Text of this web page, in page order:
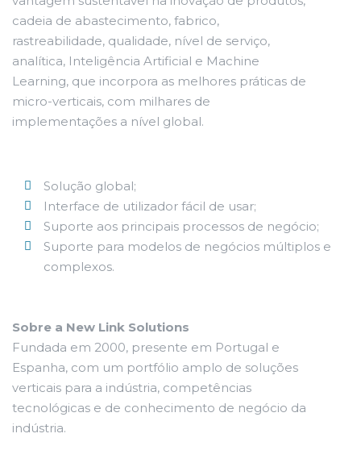
cadeia de abastecimento, fabrico,
rastreabilidade, qualidade, nível de serviço,
analítica, Inteligência Artificial e Machine
Learning, que incorpora as melhores práticas de
micro-verticais, com milhares de
implementações a nível global.
Solução global;
Interface de utilizador fácil de usar;
Suporte aos principais processos de negócio;
Suporte para modelos de negócios múltiplos e
complexos.
Sobre a New Link Solutions
Fundada em 2000, presente em Portugal e
Espanha, com um portfólio amplo de soluções
verticais para a indústria, competências
tecnológicas e de conhecimento de negócio da
indústria.